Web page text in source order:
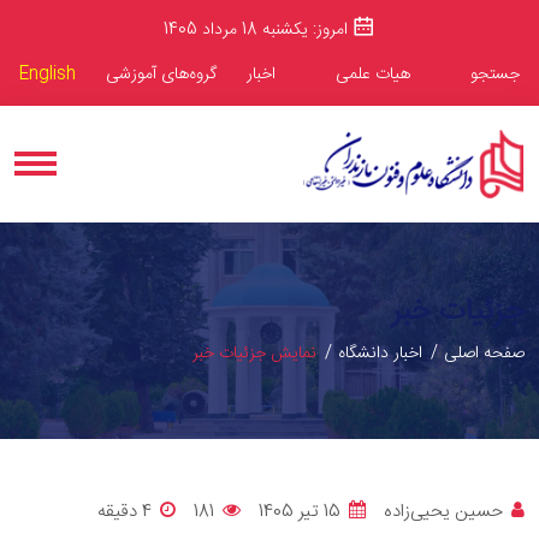
امروز: یکشنبه 18 مرداد 1405
جستجو
هیات علمی اخبار گروه‌های آموزشی English
جزئیات خبر
صفحه اصلی اخبار دانشگاه نمایش جزئیات خبر
حسین یحیی‌زاده 15 تیر 1405 181
4 دقيقه